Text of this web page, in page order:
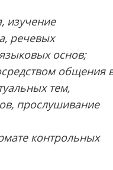
изучение
речевых
основ;
общения
тем,
прослушивание
контрольных